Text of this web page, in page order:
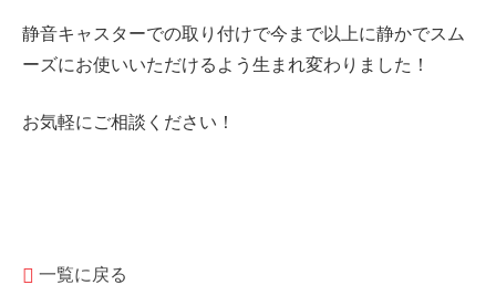
静音キャスターでの取り付けで今まで以上に静かでスム
ーズにお使いいただけるよう生まれ変わりました！
お気軽にご相談ください！
一覧に戻る